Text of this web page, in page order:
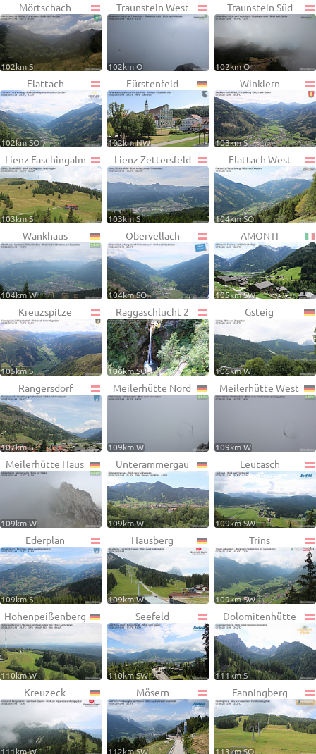
Mörtschach
102km S
Traunstein West
102km O
Traunstein Süd
102km O
Flattach
102km SO
Fürstenfeld
102km NW
Winklern
103km S
Lienz Faschingalm
103km S
Lienz Zettersfeld
103km S
Flattach West
104km SO
Wankhaus
104km W
Obervellach
104km SO
AMONTI
105km SW
Kreuzspitze
105km S
Raggaschlucht 2
106km SO
Gsteig
106km W
Rangersdorf
107km S
Meilerhütte Nord
109km W
Meilerhütte West
109km W
Meilerhütte Haus
109km W
Unterammergau
109km W
Leutasch
109km SW
Ederplan
109km S
Hausberg
109km W
Trins
109km SW
Hohenpeißenberg
110km W
Seefeld
110km SW
Dolomitenhütte
111km S
Kreuzeck
111km W
Mösern
112km SW
Fanningberg
113km SO